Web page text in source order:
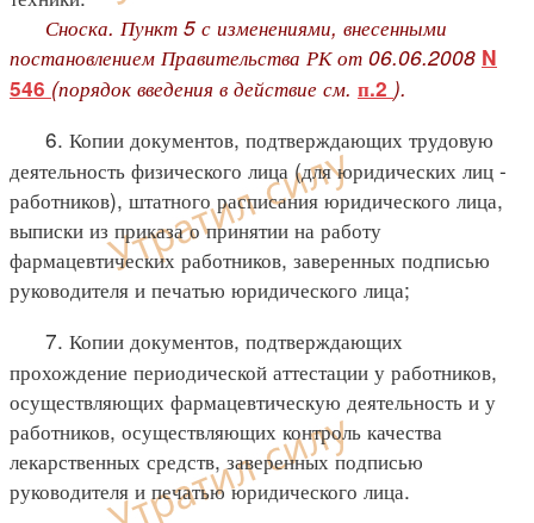
Сноска. Пункт 5 с изменениями, внесенными
постановлением Правительства РК от 06.06.2008 N
546 (порядок введения в действие см. п.2 ).
6. Копии документов, подтверждающих трудовую
деятельность физического лица (для юридических лиц -
работников), штатного расписания юридического лица,
выписки из приказа о принятии на работу
фармацевтических работников, заверенных подписью
руководителя и печатью юридического лица;
7. Копии документов, подтверждающих
прохождение периодической аттестации у работников,
осуществляющих фармацевтическую деятельность и у
работников, осуществляющих контроль качества
лекарственных средств, заверенных подписью
руководителя и печатью юридического лица.